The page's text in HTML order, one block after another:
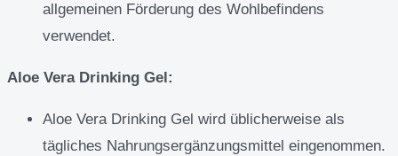
allgemeinen Förderung des Wohlbefindens
verwendet.
Aloe Vera Drinking Gel:
Aloe Vera Drinking Gel wird üblicherweise als
tägliches Nahrungsergänzungsmittel eingenommen.